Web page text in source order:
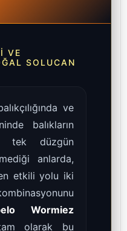
VE
SOLUCAN
ve
balıkların
tek düzgün
anlarda,
etkili yolu iki
Wormiez
olarak bu